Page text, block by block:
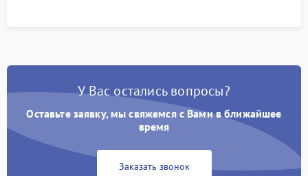
У Вас остались вопросы?
Оставьте заявку, мы свяжемся с Вами в ближайшее
время
Заказать звонок